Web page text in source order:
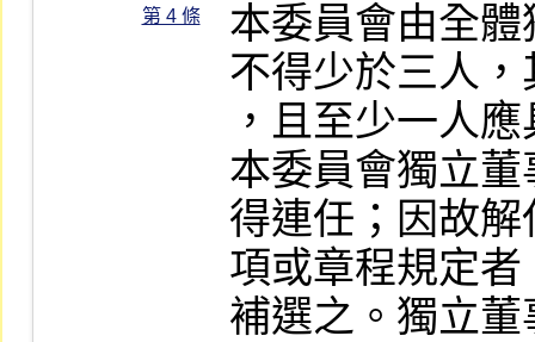
第 4 條
本委員會由全
不得少於三人
，且至少一人
本委員會獨立
得連任；因故
項或章程規定
補選之。獨立